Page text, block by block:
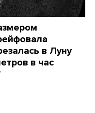
в Луну
в час